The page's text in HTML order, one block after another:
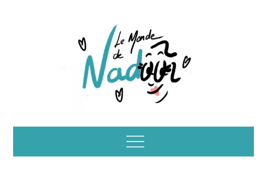
Illustrations – le
monde de Nadoo
Menu